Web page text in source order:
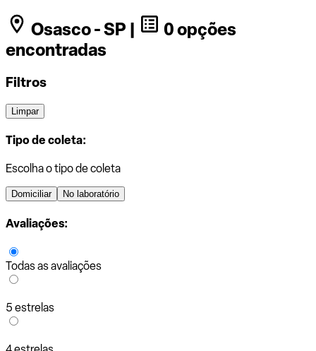
Osasco - SP |
0 opções
encontradas
Filtros
Limpar
Tipo de coleta:
Escolha o tipo de coleta
Domiciliar No laboratório
Avaliações:
Todas as avaliações
5 estrelas